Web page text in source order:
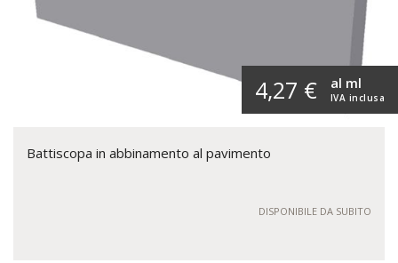
4,27 € IVA inclusa
al ml
Battiscopa in abbinamento al pavimento
DISPONIBILE DA SUBITO